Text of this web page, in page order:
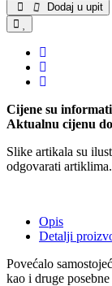
Dodaj u upit
Cijene su
Aktualnu cijenu
Slike artikala su
odgovarati artiklima.
Opis
Detalji
Povećalo
kao i druge posebne